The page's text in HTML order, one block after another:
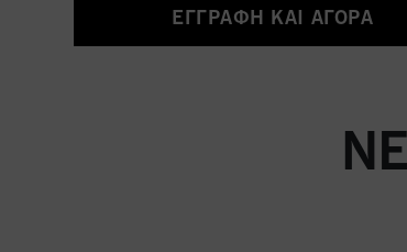
ΕΓΓΡΑΦΉ ΚΑΙ ΑΓΟΡΆ